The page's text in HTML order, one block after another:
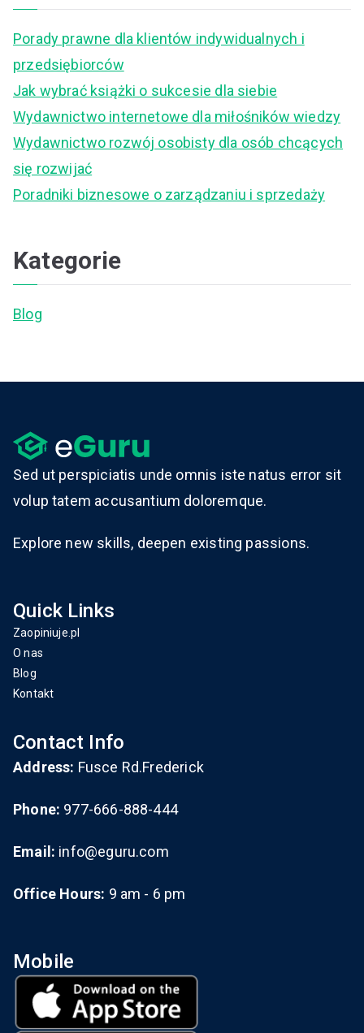
Porady prawne dla klientów indywidualnych i
przedsiębiorców
Jak wybrać książki o sukcesie dla siebie
Wydawnictwo internetowe dla miłośników wiedzy
Wydawnictwo rozwój osobisty dla osób chcących
się rozwijać
Poradniki biznesowe o zarządzaniu i sprzedaży
Kategorie
Blog
Sed ut perspiciatis unde omnis iste natus error sit
volup tatem accusantium doloremque.
Explore new skills, deepen existing passions.
Quick Links
Zaopiniuje.pl
O nas
Blog
Kontakt
Contact Info
Address: Fusce Rd.Frederick
Phone: 977-666-888-444
Email: info@eguru.com
Office Hours: 9 am - 6 pm
Mobile